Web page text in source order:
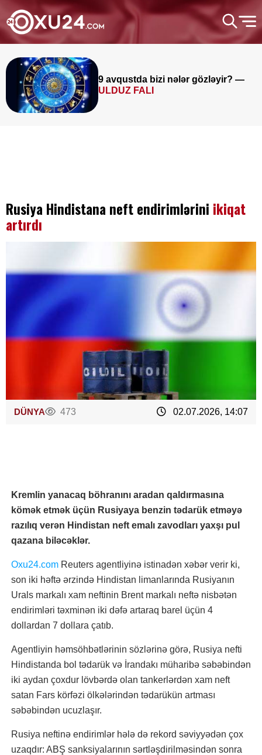
9 avqustda bizi nələr gözləyir? —
ULDUZ FALI
Rusiya Hindistana neft endirimlərini ikiqat
artırdı
DÜNYA 473 02.07.2026, 14:07
Kremlin yanacaq böhranını aradan qaldırmasına
kömək etmək üçün Rusiyaya benzin tədarük etməyə
razılıq verən Hindistan neft emalı zavodları yaxşı pul
qazana biləcəklər.
Oxu24.com Reuters agentliyinə istinadən xəbər verir ki,
son iki həftə ərzində Hindistan limanlarında Rusiyanın
Urals markalı xam neftinin Brent markalı neftə nisbətən
endirimləri təxminən iki dəfə artaraq barel üçün 4
dollardan 7 dollara çatıb.
Agentliyin həmsöhbətlərinin sözlərinə görə, Rusiya nefti
Hindistanda bol tədarük və İrandakı müharibə səbəbindən
iki aydan çoxdur lövbərdə olan tankerlərdən xam neft
satan Fars körfəzi ölkələrindən tədarükün artması
səbəbindən ucuzlaşır.
Rusiya neftinə endirimlər hələ də rekord səviyyədən çox
uzaqdır: ABŞ sanksiyalarının sərtləşdirilməsindən sonra